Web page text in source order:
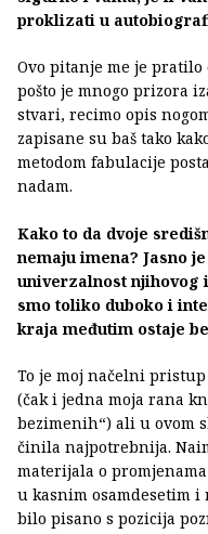
proklizati u
Ovo pitanje me je
pošto je mnogo prizora
stvari, recimo opis
zapisane su baš tako
metodom fabulacije
nadam.
Kako to da dvoje
nemaju imena? Jasno
univerzalnost njihovog
smo toliko duboko i
kraja međutim ostaje
To je moj načelni
(čak i jedna moja rana
bezimenih“) ali u ovom
činila najpotrebnija.
materijala o
u kasnim osamdesetim i
bilo pisano s pozicija